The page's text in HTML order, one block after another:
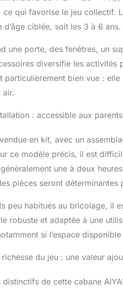
ce qui favorise le jeu collectif.
d’âge ciblée, soit les 3 à 6 ans.
une porte, des fenêtres, un
diversifie les
particulièrement bien vue :
air.
: accessible aux
en kit, avec un
ce modèle précis, il est
une à deux
pièces seront déterminantes
peu habitués au bricolage, il
robuste et adaptée à une
si l’espace
du jeu : une valeur
distinctifs de cette cabane